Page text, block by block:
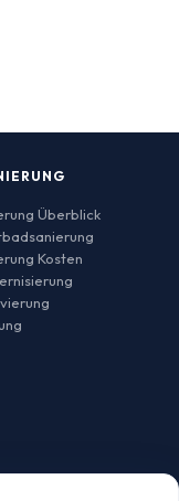
Überblick
Kosten